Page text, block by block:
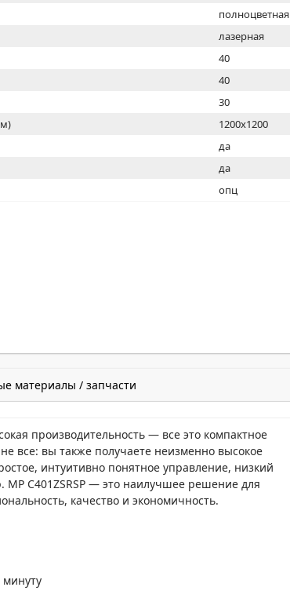
полноцветная
лазерная
40
40
30
1200x1200
да
да
опц
материалы / запчасти
производительность — все это компактное
все: вы также получаете неизменно высокое
интуитивно понятное управление, низкий
C401ZSRSP — это наилучшее решение для
качество и экономичность.